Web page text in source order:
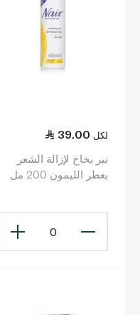
39.00 لكل
نير بخاخ لإزالة الشعر
بعطر الليمون 200 مل
0